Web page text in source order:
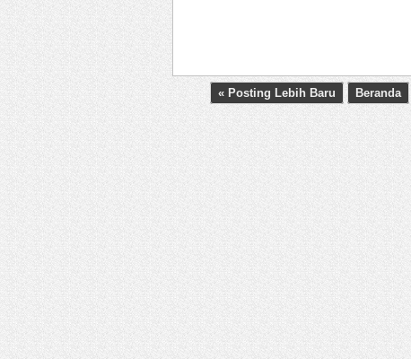
« Posting Lebih Baru Beranda